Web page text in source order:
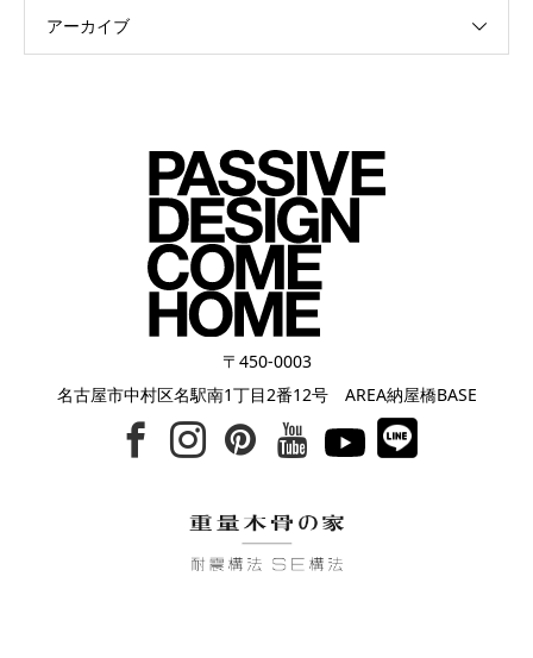
アーカイブ
〒450-0003
名古屋市中村区名駅南1丁目2番12号 AREA納屋橋BASE